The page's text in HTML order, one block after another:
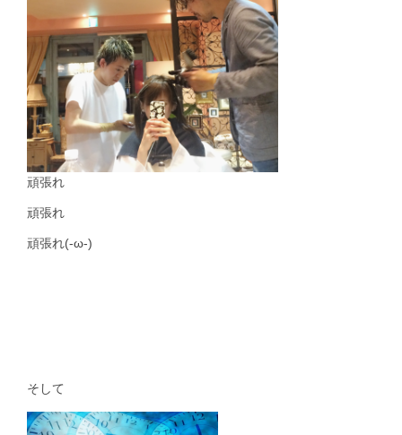
頑張れ
頑張れ
頑張れ(-ω-)
そして